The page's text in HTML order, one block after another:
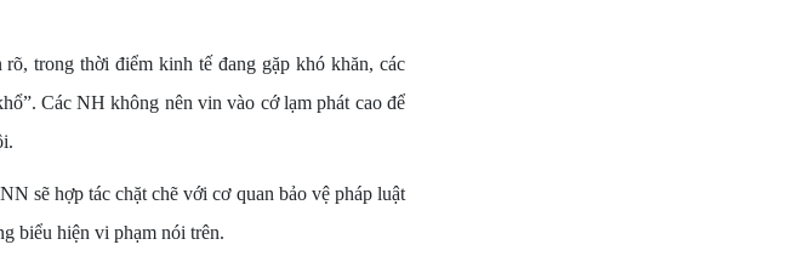
trong thời điểm kinh tế đang gặp khó khăn, các
Các NH không nên vin vào cớ lạm phát cao để
sẽ hợp tác chặt chẽ với cơ quan bảo vệ pháp luật
biểu hiện vi phạm nói trên.